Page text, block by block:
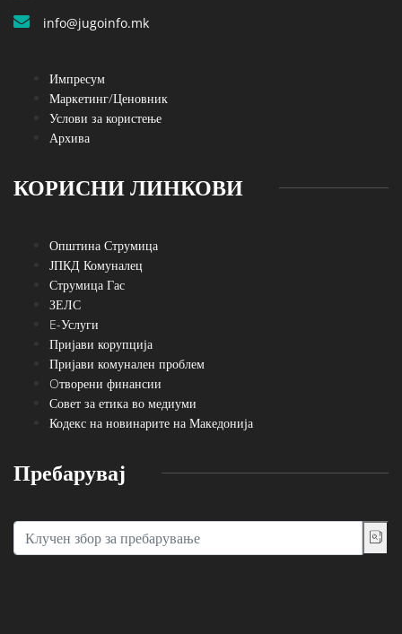
info@jugoinfo.mk
Импресум
Маркетинг/Ценовник
Услови за користење
Архива
КОРИСНИ ЛИНКОВИ
Општина Струмица
ЈПКД Комуналец
Струмица Гас
ЗЕЛС
E-Услуги
Пријави корупција
Пријави комунален проблем
Oтворени финансии
Совет за етика во медиуми
Кодекс на новинарите на Македонија
Пребарувај